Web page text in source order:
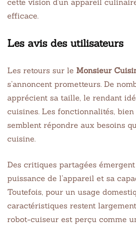
cette vision d’un appareil
efficace.
Les avis des utilisateurs
Les retours sur le Monsieur
s’annoncent prometteurs. De
apprécient sa taille, le rendant
cuisines. Les fonctionnalités, bien
semblent répondre aux besoins
cuisine.
Des critiques partagées
puissance de l’appareil et sa
Toutefois, pour un usage
caractéristiques restent
robot-cuiseur est perçu comme